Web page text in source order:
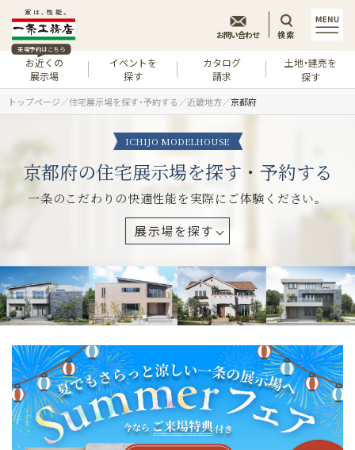
来場予約はこちら
お近くの
展示場
イベントを
探す
カタログ
請求
土地・建売を
探す
お問い合わせ 検索
トップページ 住宅展示場を探す・予約する 近畿地方 京都府
ICHIJO MODELHOUSE
京都府の住宅展示場を探す・予約する
一条のこだわりの快適性能を実際にご体験ください。
展示場を探す